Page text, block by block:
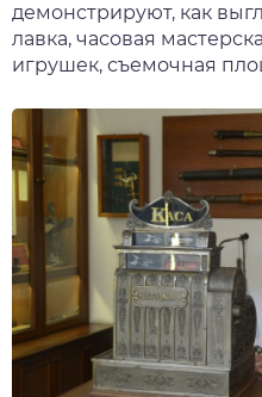
демонстрируют, как
лавка, часовая
игрушек, съемочная